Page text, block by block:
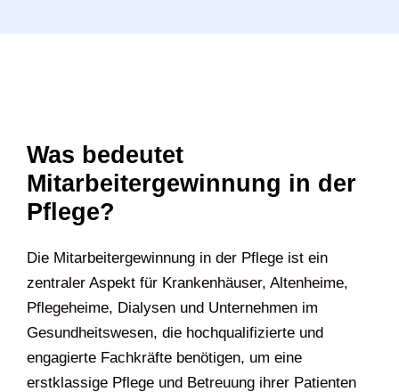
Was bedeutet
Mitarbeitergewinnung in der
Pflege?
Die Mitarbeitergewinnung in der Pflege ist ein
zentraler Aspekt für Krankenhäuser, Altenheime,
Pflegeheime, Dialysen und Unternehmen im
Gesundheitswesen, die hochqualifizierte und
engagierte Fachkräfte benötigen, um eine
erstklassige Pflege und Betreuung ihrer Patienten